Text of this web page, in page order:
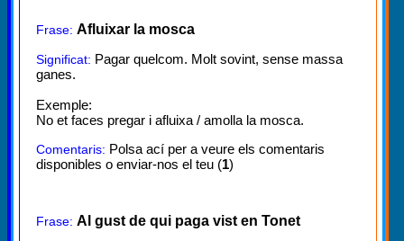
Frase: Afluixar la mosca
Significat: Pagar quelcom. Molt sovint, sense massa
ganes.
Exemple:
No et faces pregar i afluixa / amolla la mosca.
Comentaris: Polsa ací per a veure els comentaris
disponibles o enviar-nos el teu (1)
Frase: Al gust de qui paga vist en Tonet